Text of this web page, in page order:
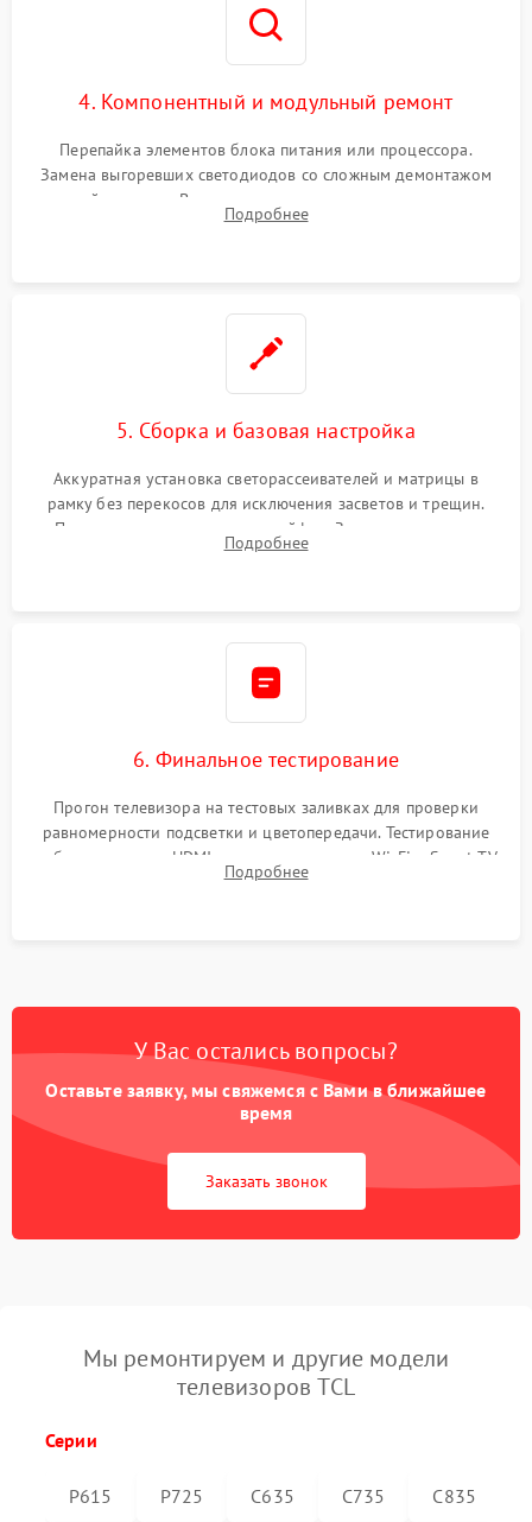
4. Компонентный и модульный ремонт
Перепайка элементов блока питания или процессора.
Замена выгоревших светодиодов со сложным демонтажом
хрупкой матрицы. Восстановление поврежденных дорожек,
прошивка микросхем памяти EEPROM
Подробнее
5. Сборка и базовая настройка
Аккуратная установка светорассеивателей и матрицы в
рамку без перекосов для исключения засветов и трещин.
Подключение внутренних шлейфов. Закрытие корпуса.
Сброс настроек и обновление программного обеспечения.
Подробнее
6. Финальное тестирование
Прогон телевизора на тестовых заливках для проверки
равномерности подсветки и цветопередачи. Тестирование
работы разъемов HDMI, динамиков, модуля Wi-Fi и Smart TV
в рабочем режиме в течение нескольких часов.
Подробнее
У Вас остались вопросы?
Оставьте заявку, мы свяжемся с Вами в ближайшее
время
Заказать звонок
Мы ремонтируем и другие модели
телевизоров TCL
Серии
P615 P725 C635 C735 C835